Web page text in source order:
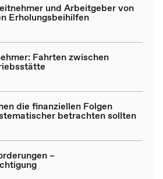
und Arbeitgeber von
Erholungsbeihilfen
Fahrten zwischen
die finanziellen Folgen
betrachten sollten
–